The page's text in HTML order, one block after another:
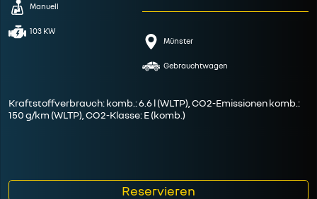
Manuell
103 KW
Münster
Gebrauchtwagen
Kraftstoffverbrauch: komb.: 6.6 l (WLTP), CO2-Emissionen komb.:
150 g/km (WLTP), CO2-Klasse: E (komb.)
Reservieren